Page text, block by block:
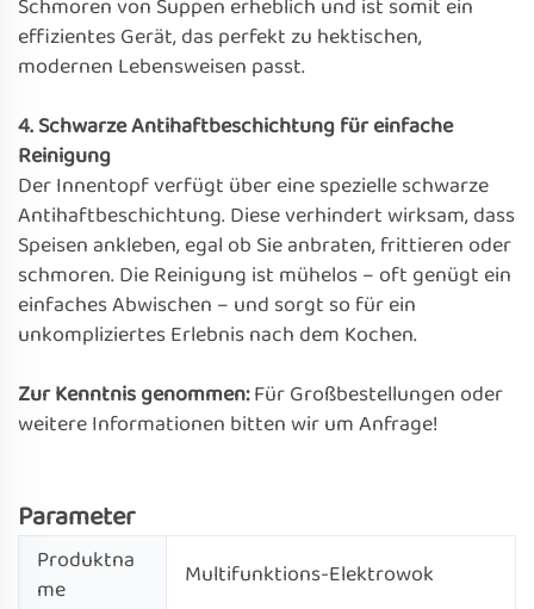
Schmoren von Suppen erheblich und ist somit ein
effizientes Gerät, das perfekt zu hektischen,
modernen Lebensweisen passt.
4. Schwarze Antihaftbeschichtung für einfache
Reinigung
Der Innentopf verfügt über eine spezielle schwarze
Antihaftbeschichtung. Diese verhindert wirksam, dass
Speisen ankleben, egal ob Sie anbraten, frittieren oder
schmoren. Die Reinigung ist mühelos – oft genügt ein
einfaches Abwischen – und sorgt so für ein
unkompliziertes Erlebnis nach dem Kochen.
Zur Kenntnis genommen:Für Großbestellungen oder
weitere Informationen bitten wir um Anfrage!
Parameter
Produktna
me
Multifunktions-Elektrowok